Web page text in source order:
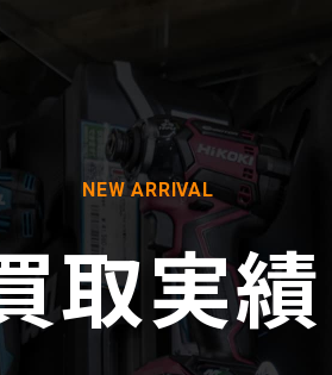
NEW ARRIVAL
取実績